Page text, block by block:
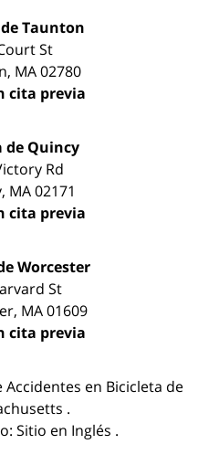
Taunton
St
, MA 02780
cita previa
de Quincy
Rd
, MA 02171
cita previa
Worcester
St
, MA01609
cita previa
Accidentes en Bicicleta de
.
Sitio en Inglés .